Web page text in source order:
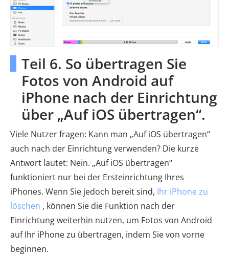
Teil 6. So übertragen Sie
Fotos von Android auf
iPhone nach der Einrichtung
über „Auf iOS übertragen“.
Viele Nutzer fragen: Kann man „Auf iOS übertragen“
auch nach der Einrichtung verwenden? Die kurze
Antwort lautet: Nein. „Auf iOS übertragen“
funktioniert nur bei der Ersteinrichtung Ihres
iPhones. Wenn Sie jedoch bereit sind, Ihr iPhone zu
löschen , können Sie die Funktion nach der
Einrichtung weiterhin nutzen, um Fotos von Android
auf Ihr iPhone zu übertragen, indem Sie von vorne
beginnen.